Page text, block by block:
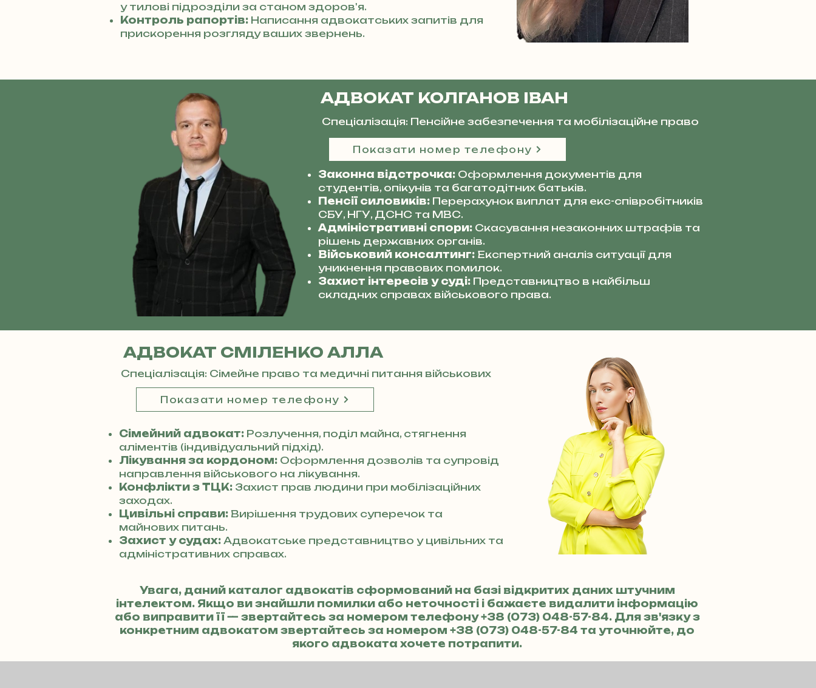
у тилові підрозділи за станом здоров'я.
Контроль рапортів: Написання адвокатських запитів для
прискорення розгляду ваших звернень.
АДВОКАТ КОЛГАНОВ ІВАН
Спеціалізація: Пенсійне забезпечення та мобілізаційне право
Законна відстрочка: Оформлення документів для
студентів, опікунів та багатодітних батьків.
Пенсії силовиків: Перерахунок виплат для екс-співробітників
СБУ, НГУ, ДСНС та МВС.
Адміністративні спори: Скасування незаконних штрафів та
рішень державних органів.
Військовий консалтинг: Експертний аналіз ситуації для
уникнення правових помилок.
Захист інтересів у суді: Представництво в найбільш
складних справах військового права.
Показати номер телефону
АДВОКАТ СМІЛЕНКО АЛЛА
Спеціалізація: Сімейне право та медичні питання військових
Показати номер телефону
Сімейний адвокат: Розлучення, поділ майна, стягнення
аліментів (індивідуальний підхід).
Лікування за кордоном: Оформлення дозволів та супровід
направлення військового на лікування.
Конфлікти з ТЦК: Захист прав людини при мобілізаційних
заходах.
Цивільні справи: Вирішення трудових суперечок та
майнових питань.
Захист у судах: Адвокатське представництво у цивільних та
адміністративних справах.
Увага, даний каталог адвокатів сформований на базі відкритих даних штучним
інтелектом. Якщо ви знайшли помилки або неточності і бажаєте видалити інформацію
або виправити її — звертайтесь за номером телефону+38 (073) 048-57-84. Для зв'язку з
конкретним адвокатом звертайтесь за номером +38 (073) 048-57-84 та уточнюйте, до
якого адвоката хочете потрапити.